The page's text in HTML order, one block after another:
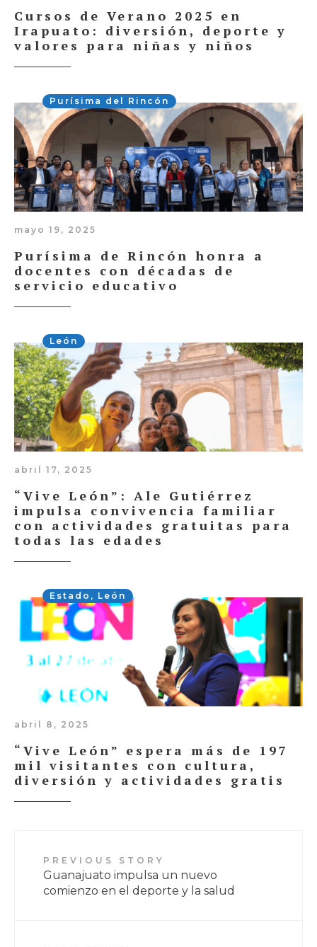
Cursos de Verano 2025 en
Irapuato: diversión, deporte y
valores para niñas y niños
Purísima del Rincón
mayo 19, 2025
Purísima de Rincón honra a
docentes con décadas de
servicio educativo
León
abril 17, 2025
“Vive León”: Ale Gutiérrez
impulsa convivencia familiar
con actividades gratuitas para
todas las edades
Estado , León
abril 8, 2025
“Vive León” espera más de 197
mil visitantes con cultura,
diversión y actividades gratis
PREVIOUS STORY
Guanajuato impulsa un nuevo
comienzo en el deporte y la salud